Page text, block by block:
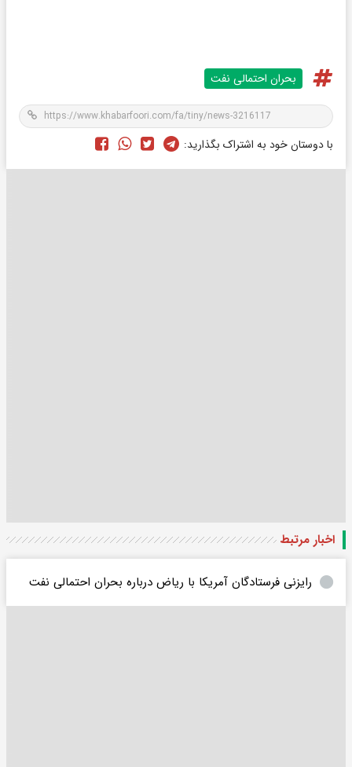
بحران احتمالی نفت
با دوستان خود به اشتراک بگذارید:
اخبار مرتبط
رایزنی فرستادگان آمریکا با ریاض درباره بحران احتمالی نفت